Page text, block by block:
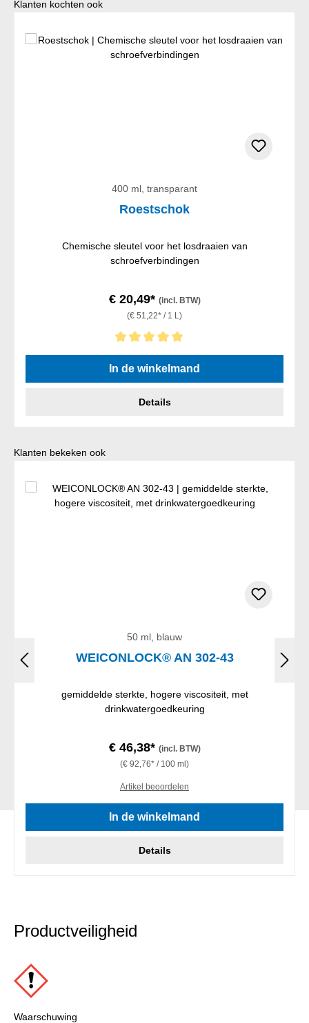
Productgalerij overslaan
Klanten kochten ook
400 ml, transparant
Roestschok
Chemische sleutel voor het losdraaien van
schroefverbindingen
€ 20,49* (incl. BTW)
(€ 51,22* / 1 L)
Gemiddelde waardering van 5 van 5 sterren
In de winkelmand
Details
Productgalerij overslaan
Klanten bekeken ook
50 ml, blauw
WEICONLOCK® AN 302-43
gemiddelde sterkte, hogere viscositeit, met
drinkwatergoedkeuring
€ 46,38* (incl. BTW)
(€ 92,76* / 100 ml)
Artikel beoordelen
In de winkelmand
Details
Productveiligheid
Waarschuwing